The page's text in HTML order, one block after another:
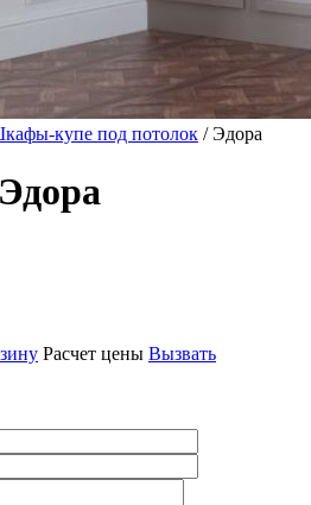
купе под потолок / Эдора
Расчет цены Вызвать